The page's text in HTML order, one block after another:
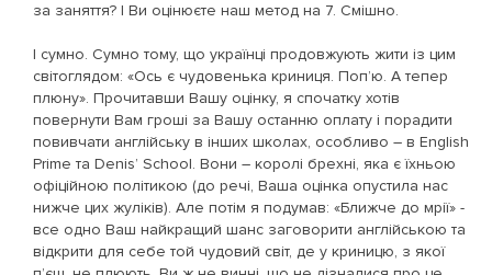
за заняття? І Ви оцінюєте наш метод на 7. Смішно.
І сумно. Сумно тому, що українці продовжують жити із цим
світоглядом: «Ось є чудовенька криниця. Поп’ю. А тепер
плюну». Прочитавши Вашу оцінку, я спочатку хотів
повернути Вам гроші за Вашу останню оплату і порадити
повивчати англійську в інших школах, особливо – в English
Prime та Denis’ School. Вони – королі брехні, яка є їхньою
офіційною політикою (до речі, Ваша оцінка опустила нас
нижче цих жуліків). Але потім я подумав: «Ближче до мрії» -
все одно Ваш найкращий шанс заговорити англійською та
відкрити для себе той чудовий світ, де у криницю, з якої